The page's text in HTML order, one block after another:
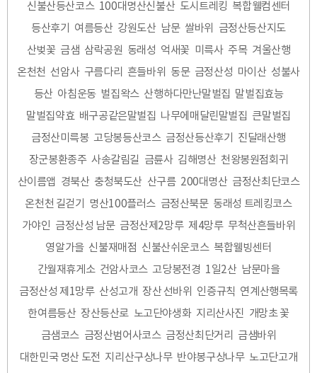
신불산등산코스 100대명산신불산 도시트레킹 복합웰컴센터
등산후기
여름등산 강원도산 남문 쌀바위
금정산등산지도
산벚꽃 금샘 삼락공원 동래성 억새꽃 미륵사 주목 겨울산행
온천천 선암사 구름다리 흔들바위 동문 금정산성 마이산 성불사
등산 아침운동 벌집왁스 산행하다만난말벌집 말벌집효능
말벌집약효 배구공같은말벌집 나무에매달린말벌집 큰말벌집
금정산미륵봉 고당봉등산코스 금정산등산후기
진달래산행
장군봉환종주 사송갈림길 금륜사 김해명산 천왕봉원점회귀
산이름앱 경북산 충청북도산 산구름 200대명산 금정산최단코스
온천천 길걷기
명산100플러스 금정산북문 동래성 트레킹코스
가야인 금정산성 남문 금정산제2망루 제4망루 무척산흔들바위
영알가을 신불재매점 신불산쉬운코스 복합웰빙센터
간월재휴게소 건암사코스 고당봉전경 1일2산 남문마을
금정산성 제1망루 산성고개 장산 선바위 인증규칙 연계산행목록
한여름등산 장산등산로 노고단야생화 지리산사진 개망초 꽃
금샘코스 금정산범어사코스 금정산최단거리
금샘바위
대한민국 명산 도전 지리산구상나무 반야봉구상나무 노고단고개